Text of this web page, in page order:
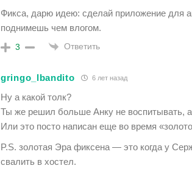
Фикса, дарю идею: сделай приложение для
поднимешь чем влогом.
3 Ответить
gringo_lbandito 6 лет назад
Ну а какой толк?
Ты же решил больше Анку не воспитывать, а
Или это посто написан еще во время
P.S. золотая Эра фиксена — это когда у
свалить в хостел.